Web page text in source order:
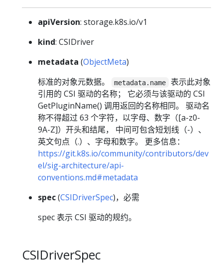
apiVersion: storage.k8s.io/v1
kind: CSIDriver
metadata (ObjectMeta)
标准的对象元数据。
metadata.name
表示此对象
引用的 CSI 驱动的名称； 它必须与该驱动的 CSI
GetPluginName() 调用返回的名称相同。 驱动名
称不得超过 63 个字符，以字母、数字（[a-z0-
9A-Z]）开头和结尾， 中间可包含短划线（-）、
英文句点（.）、字母和数字。 更多信息：
https://git.k8s.io/community/contributors/dev
el/sig-architecture/api-
conventions.md#metadata
spec(CSIDriverSpec)，必需
spec 表示 CSI 驱动的规约。
CSIDriverSpec